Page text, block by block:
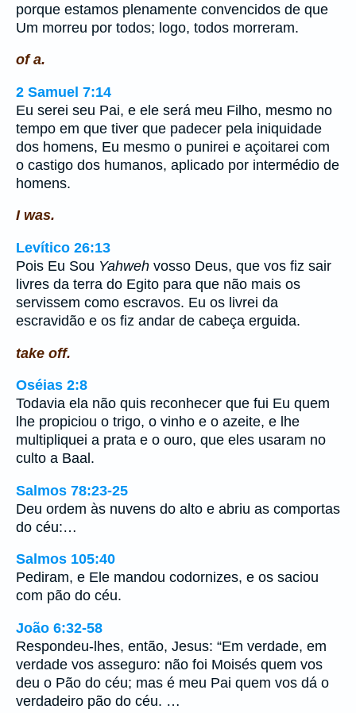
porque estamos plenamente convencidos de que
Um morreu por todos; logo, todos morreram.
of a.
2 Samuel 7:14
Eu serei seu Pai, e ele será meu Filho, mesmo no
tempo em que tiver que padecer pela iniquidade
dos homens, Eu mesmo o punirei e açoitarei com
o castigo dos humanos, aplicado por intermédio de
homens.
I was.
Levítico 26:13
Pois Eu Sou Yahweh vosso Deus, que vos fiz sair
livres da terra do Egito para que não mais os
servissem como escravos. Eu os livrei da
escravidão e os fiz andar de cabeça erguida.
take off.
Oséias 2:8
Todavia ela não quis reconhecer que fui Eu quem
lhe propiciou o trigo, o vinho e o azeite, e lhe
multipliquei a prata e o ouro, que eles usaram no
culto a Baal.
Salmos 78:23-25
Deu ordem às nuvens do alto e abriu as comportas
do céu:…
Salmos 105:40
Pediram, e Ele mandou codornizes, e os saciou
com pão do céu.
João 6:32-58
Respondeu-lhes, então, Jesus: “Em verdade, em
verdade vos asseguro: não foi Moisés quem vos
deu o Pão do céu; mas é meu Pai quem vos dá o
verdadeiro pão do céu. …